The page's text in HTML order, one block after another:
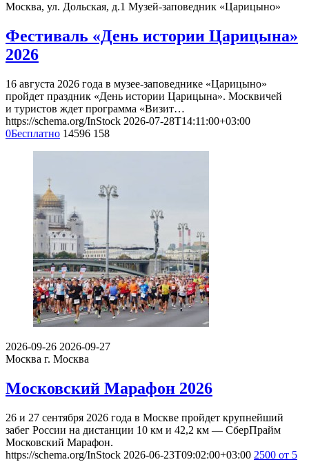
Москва, ул. Дольская, д.1 Музей-заповедник «Царицыно»
Фестиваль «День истории Царицына»
2026
16 августа 2026 года в музее-заповеднике «Царицыно»
пройдет праздник «День истории Царицына». Москвичей
и туристов ждет программа «Визит…
https://schema.org/InStock 2026-07-28T14:11:00+03:00
0Бесплатно 14596 158
2026-09-26 2026-09-27
Москва г. Москва
Московский Марафон 2026
26 и 27 сентября 2026 года в Москве пройдет крупнейший
забег России на дистанции 10 км и 42,2 км — СберПрайм
Московский Марафон.
https://schema.org/InStock 2026-06-23T09:02:00+03:00 2500 от 5